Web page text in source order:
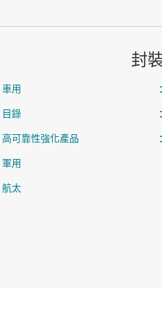
車用
目錄
高可靠性強化產品
軍用
航太
封